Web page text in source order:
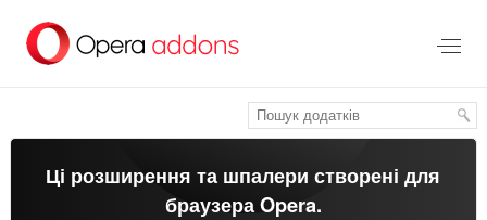
основного
Ці розширення та шпалери створені для
браузера Opera.